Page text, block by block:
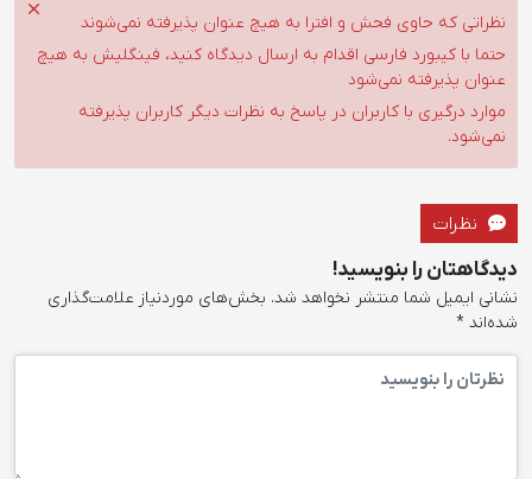
نظراتی که حاوی فحش و افترا به هیچ عنوان پذیرفته نمی‌شوند
حتما با کیبورد فارسی اقدام به ارسال دیدگاه کنید، فینگلیش به هیچ
عنوان پذیرفته نمی‌شود
موارد درگیری با کاربران در پاسخ به نظرات دیگر کاربران پذیرفته
نمی‌شود.
نظرات
دیدگاهتان را بنویسید!
نشانی ایمیل شما منتشر نخواهد شد. بخش‌های موردنیاز علامت‌گذاری
شده‌اند *